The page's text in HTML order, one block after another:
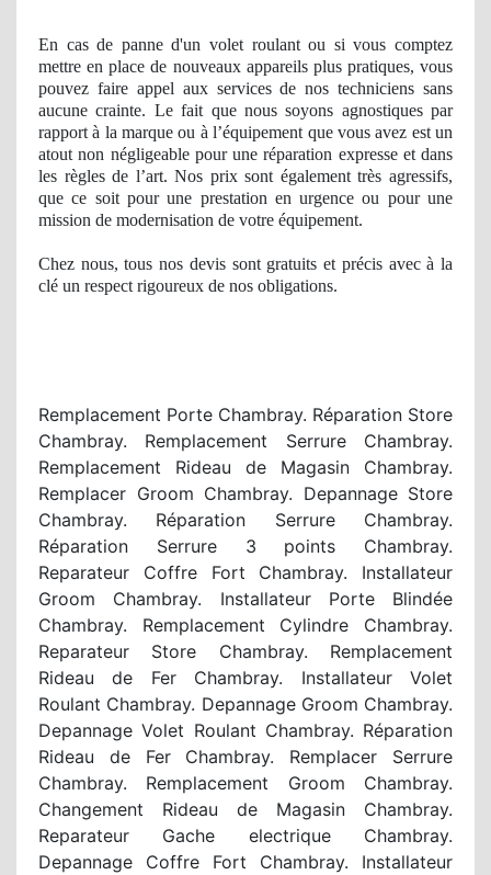
En cas de panned'un volet roulant ou si vous comptez
mettre en place de nouveaux appareils plus pratiques, vous
pouvez faire appel aux services de nos techniciens sans
aucune crainte. Le fait que nous soyons agnostiques par
rapport à la marque ou à l’équipement que vous avez est un
atout non négligeable pour une réparation expresse et dans
les règles de l’art. Nos prix sont également très agressifs,
que ce soit pour une prestation en urgence ou pour une
mission de modernisation de votre équipement.
Chez nous, tous nos devis sont gratuits et précis avec à la
clé un respect rigoureux de nos obligations.
Remplacement Porte Chambray. Réparation Store
Chambray. Remplacement Serrure Chambray.
Remplacement Rideau de Magasin Chambray.
Remplacer Groom Chambray. Depannage Store
Chambray. Réparation Serrure Chambray.
Réparation Serrure 3 points Chambray.
Reparateur Coffre Fort Chambray. Installateur
Groom Chambray. Installateur Porte Blindée
Chambray. Remplacement Cylindre Chambray.
Reparateur Store Chambray. Remplacement
Rideau de Fer Chambray. Installateur Volet
Roulant Chambray. Depannage Groom Chambray.
Depannage Volet Roulant Chambray. Réparation
Rideau de Fer Chambray. Remplacer Serrure
Chambray. Remplacement Groom Chambray.
Changement Rideau de Magasin Chambray.
Reparateur Gache electrique Chambray.
Depannage Coffre Fort Chambray. Installateur